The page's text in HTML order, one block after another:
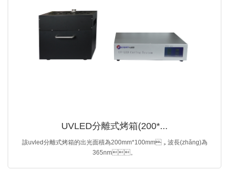
UVLED分離式烤箱(200*...
該uvled分離式烤箱的出光面積為200mm*100mm，波長(zhǎng)為
365nm。